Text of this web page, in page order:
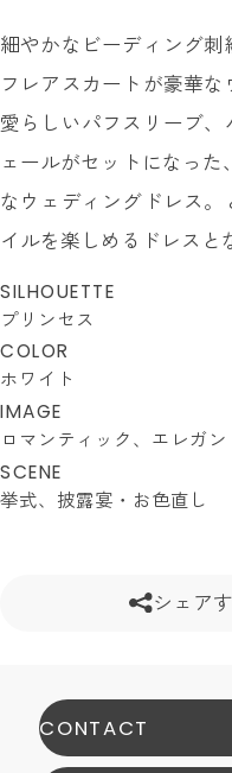
細やかなビーディング
フレアスカートが豪華
愛らしいパフスリーブ
ェールがセットになった
なウェディングドレス
イルを楽しめるドレスと
SILHOUETTE
プリンセス
COLOR
ホワイト
IMAGE
ロマンティック エレガン
SCENE
挙式 披露宴・お色直し
シェア
CONTACT